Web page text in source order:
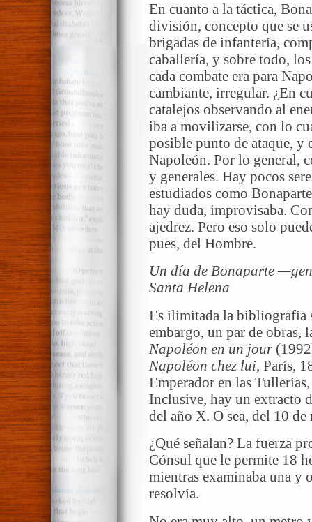
En cuanto a la táctica,
división, concepto que se
brigadas de infantería,
caballería, y sobre todo,
cada combate era para
cambiante, irregular. ¿En
catalejos observando al
iba a movilizarse, con lo
posible punto de ataque, y
Napoleón. Por lo general,
y generales. Hay pocos
estudiados como
hay duda, improvisaba.
ajedrez. Pero eso solo
pues, del Hombre.
Un día de Bonaparte
Santa Helena
Es ilimitada la bibliografía
embargo, un par de obras,
Napoléon en un jour
Napoléon chez lui, París,
Emperador en las
Inclusive, hay un extracto
del año X. O sea, del 10
¿Qué señalan? La fuerza
Cónsul que le permite 18
mientras examinaba una y
resolvía.